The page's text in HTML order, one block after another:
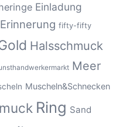
Einladung
Erinnerung fifty-fifty
Halsschmuck
Meer
Muscheln&Schnecken
Ring Sand